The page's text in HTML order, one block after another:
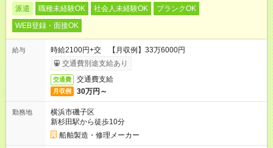
派遣 職種未経験OK 社会人未経験OK
ブランクOK
WEB登録・面接OK
給与
時給2100円+交 【月収例】33万6000円
交通費別途支給あり
交通費 交通費支給
月収例 30万円～
勤務地
横浜市磯子区
新杉田駅から徒歩10分
船舶製造・修理メーカー